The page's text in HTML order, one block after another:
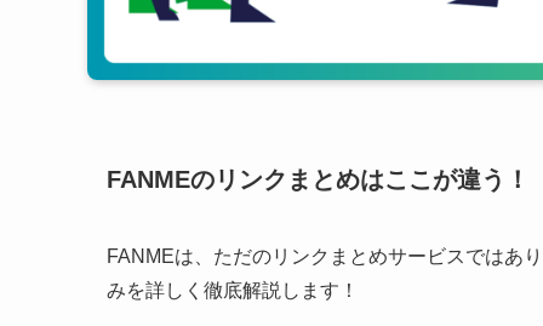
FANMEのリンクまとめはここが違う！
FANMEは、ただのリンクまとめサービスではあ
みを詳しく徹底解説します！